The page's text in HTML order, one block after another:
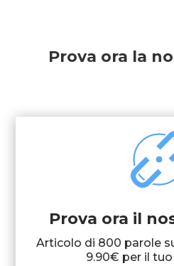
Prova ora la
Prova ora il
Articolo di 800 parole
9.90€ per il